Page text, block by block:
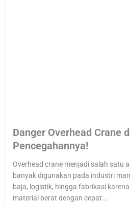
Danger Overhead Crane
Pencegahannya!
Overhead crane menjadi salah satu
banyak digunakan pada industri
baja, logistik, hingga fabrikasi
material berat dengan cepat...